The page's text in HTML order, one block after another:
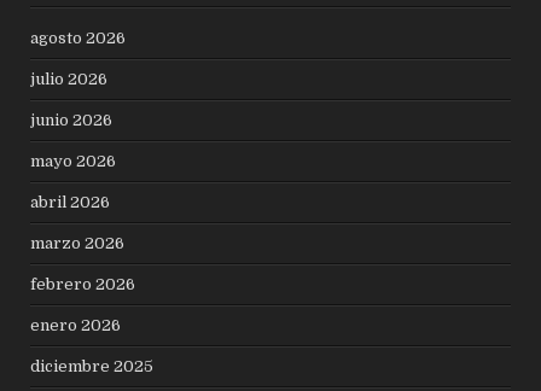
agosto 2026
julio 2026
junio 2026
mayo 2026
abril 2026
marzo 2026
febrero 2026
enero 2026
diciembre 2025